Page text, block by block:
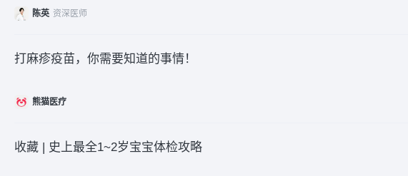
陈英 资深医师
打麻疹疫苗，你需要知道的事情！
熊猫医疗
收藏 | 史上最全1~2岁宝宝体检攻略